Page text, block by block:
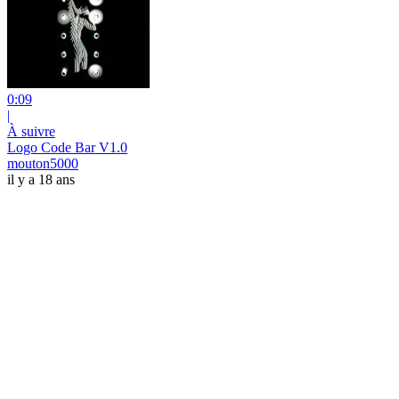
0:09
|
À suivre
Logo Code Bar V1.0
mouton5000
il y a 18 ans